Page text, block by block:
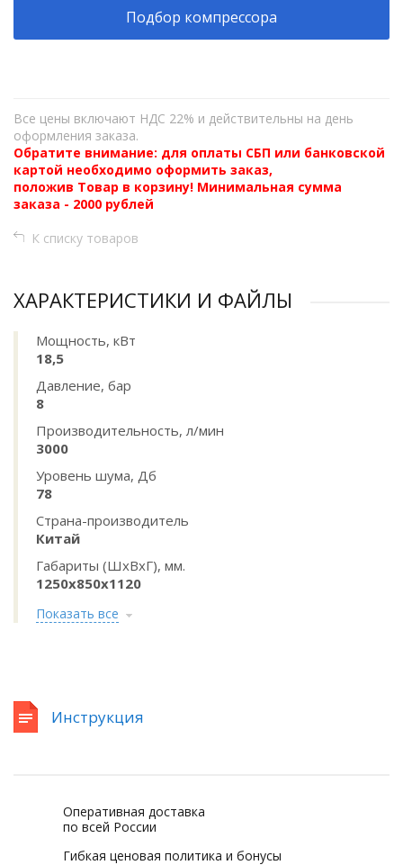
Подбор компрессора
Все цены включают НДС 22% и действительны на день
оформления заказа.
Обратите внимание: для оплаты СБП или банковской
картой необходимо оформить заказ,
положив Товар в корзину! Минимальная сумма
заказа - 2000 рублей
К списку товаров
ХАРАКТЕРИСТИКИ И ФАЙЛЫ
Мощность, кВт
18,5
Давление, бар
8
Производительность, л/мин
3000
Уровень шума, Дб
78
Страна-производитель
Китай
Габариты (ШхВхГ), мм.
1250х850х1120
Показать все
Инструкция
Оперативная доставка
по всей России
Гибкая ценовая политика и бонусы